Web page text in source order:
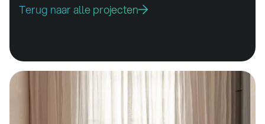
Terug naar alle projecten